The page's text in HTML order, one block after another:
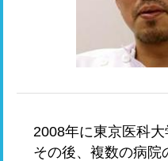
2008年に東京医科
その後、複数の病院